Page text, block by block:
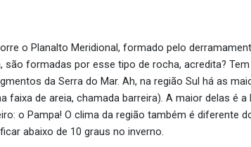
o Planalto Meridional, formado pelo
são formadas por esse tipo de rocha, acredita?
da Serra do Mar. Ah, na região Sul há as
faixa de areia, chamada barreira). A maior delas é
o Pampa! O clima da região também é diferente
abaixo de 10 graus no inverno.